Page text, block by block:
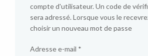
compte d'utilisateur. Un code de
sera adressé. Lorsque vous le
choisir un nouveau mot de passe
Adresse e-mail *